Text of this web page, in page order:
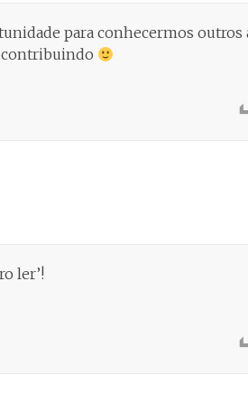
para conhecermos outros
ler’!